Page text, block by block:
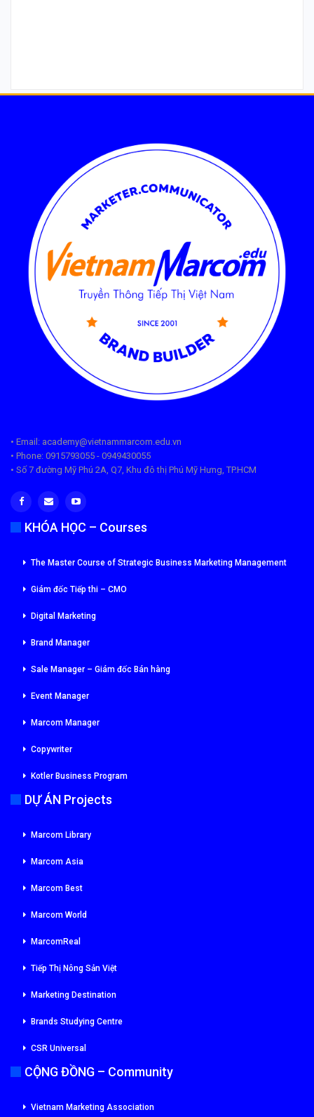
• Email: academy@vietnammarcom.edu.vn
• Phone: 0915793055 - 0949430055
• Số 7 đường Mỹ Phú 2A, Q7, Khu đô thị Phú Mỹ Hưng, TP.HCM
KHÓA HỌC – Courses
The Master Course of Strategic Business Marketing Management
Giám đốc Tiếp thi – CMO
Digital Marketing
Brand Manager
Sale Manager – Giám đốc Bán hàng
Event Manager
Marcom Manager
Copywriter
Kotler Business Program
DỰ ÁN Projects
Marcom Library
Marcom Asia
Marcom Best
Marcom World
MarcomReal
Tiếp Thị Nông Sản Việt
Marketing Destination
Brands Studying Centre
CSR Universal
CỘNG ĐỒNG – Community
Vietnam Marketing Association